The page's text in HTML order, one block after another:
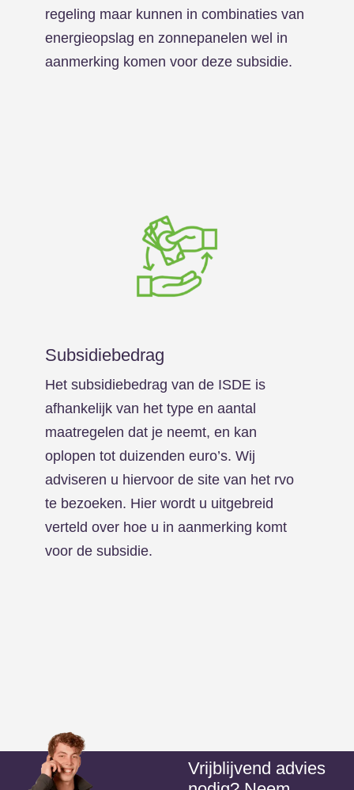
regeling maar kunnen in combinaties van
energieopslag en zonnepanelen wel in
aanmerking komen voor deze subsidie.
Subsidiebedrag
Het subsidiebedrag van de ISDE is
afhankelijk van het type en aantal
maatregelen dat je neemt, en kan
oplopen tot duizenden euro’s. Wij
adviseren u hiervoor de site van het rvo
te bezoeken. Hier wordt u uitgebreid
verteld over hoe u in aanmerking komt
voor de subsidie.
Vrijblijvend advies